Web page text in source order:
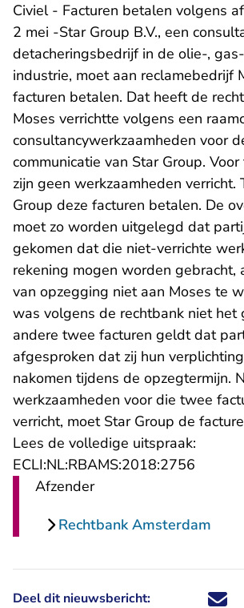
Civiel - Facturen betalen volgens
2 mei -Star Group B.V., een
detacheringsbedrijf in de olie-,
industrie, moet aan reclamebedrijf
facturen betalen. Dat heeft de
Moses verrichtte volgens een
consultancywerkzaamheden voor
communicatie van Star Group.
zijn geen werkzaamheden verricht.
Group deze facturen betalen. De
moet zo worden uitgelegd dat
gekomen dat die niet-verrichte
rekening mogen worden gebracht,
van opzegging niet aan Moses te
was volgens de rechtbank niet het
andere twee facturen geldt dat
afgesproken dat zij hun
nakomen tijdens de opzegtermijn.
werkzaamheden voor die twee
verricht, moet Star Group de
Lees de volledige uitspraak:
ECLI:NL:RBAMS:2018:2756
Afzender
Rechtbank Amsterdam
Deel dit nieuwsbericht: Deel dit
Deel dit
Deel